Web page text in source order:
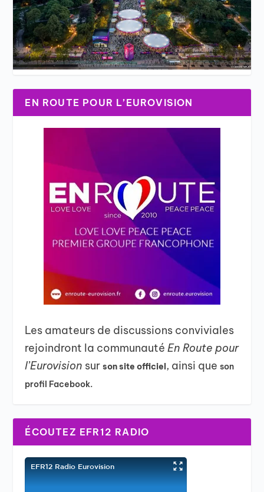
EN ROUTE POUR L’EUROVISION
Les amateurs de discussions conviviales
rejoindront la communautéEn Route pour
l’Eurovision surson site officiel, ainsi queson
profil Facebook.
ÉCOUTEZ EFR12 RADIO